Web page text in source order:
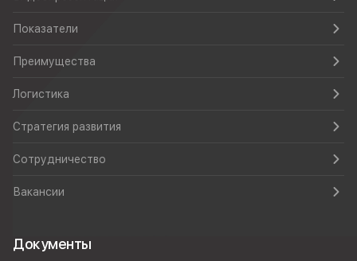
Показатели
Преимущества
Логистика
Стратегия развития
Сотрудничество
Вакансии
Документы